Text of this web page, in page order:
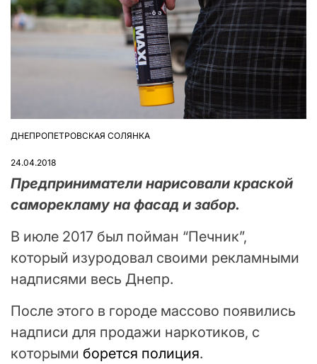
ОПУБЛІКУВАТИ
ДНЕПРОПЕТРОВСКАЯ СОЛЯНКА
24.04.2018
Предприниматели нарисовали краской
саморекламу на фасад и забор.
В июле 2017 был пойман “Печник”,
который изуродовал своими рекламными
надписями весь Днепр.
После этого в городе массово появились
надписи для продажи наркотиков, с
которыми борется полиция.